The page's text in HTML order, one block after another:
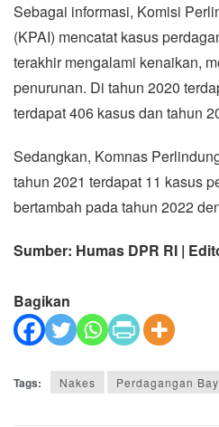
Sebagai informasi, Komisi
(KPAI) mencatat kasus
terakhir mengalami kenaikan,
penurunan. Di tahun 2020
terdapat 406 kasus dan tahun
Sedangkan, Komnas
tahun 2021 terdapat 11 kasus
bertambah pada tahun 2022
Sumber: Humas DPR RI |
Bagikan
Tags: Nakes Perdagangan